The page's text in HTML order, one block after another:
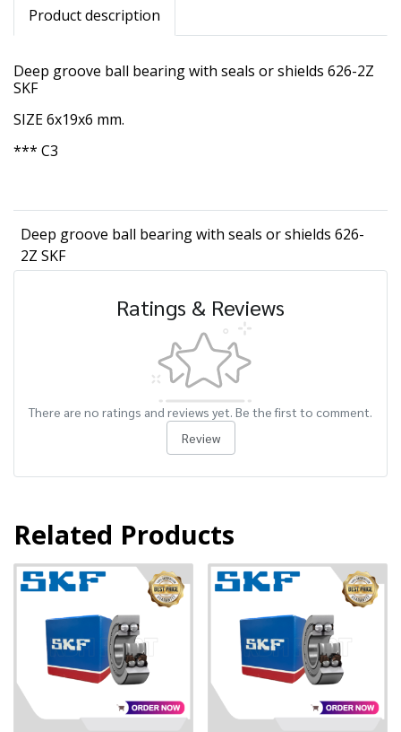
Product description
Deep groove ball bearing with seals or shields 626-2Z
SKF
SIZE 6x19x6 mm.
*** C3
Deep groove ball bearing with seals or shields 626-
2Z SKF
Ratings & Reviews
There are no ratings and reviews yet. Be the first to comment.
Review
Related Products